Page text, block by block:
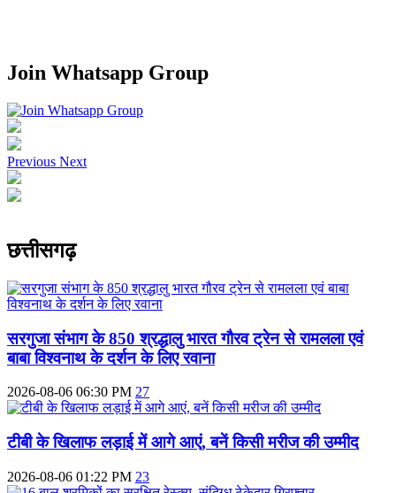
Join Whatsapp Group
Previous Next
छत्तीसगढ़
सरगुजा संभाग के 850 श्रद्धालु भारत गौरव ट्रेन से रामलला एवं
बाबा विश्वनाथ के दर्शन के लिए रवाना
2026-08-06 06:30 PM 27
टीबी के खिलाफ लड़ाई में आगे आएं, बनें किसी मरीज की उम्मीद
2026-08-06 01:22 PM 23